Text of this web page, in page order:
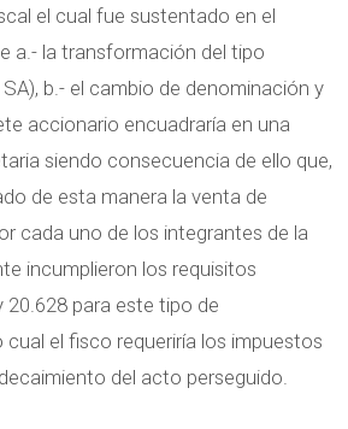
el cual fue sustentado en el
a.- la transformación del tipo
b.- el cambio de denominación y
accionario encuadraría en una
siendo consecuencia de ello que,
de esta manera la venta de
cada uno de los integrantes de la
incumplieron los requisitos
20.628 para este tipo de
el fisco requeriría los impuestos
del acto perseguido.